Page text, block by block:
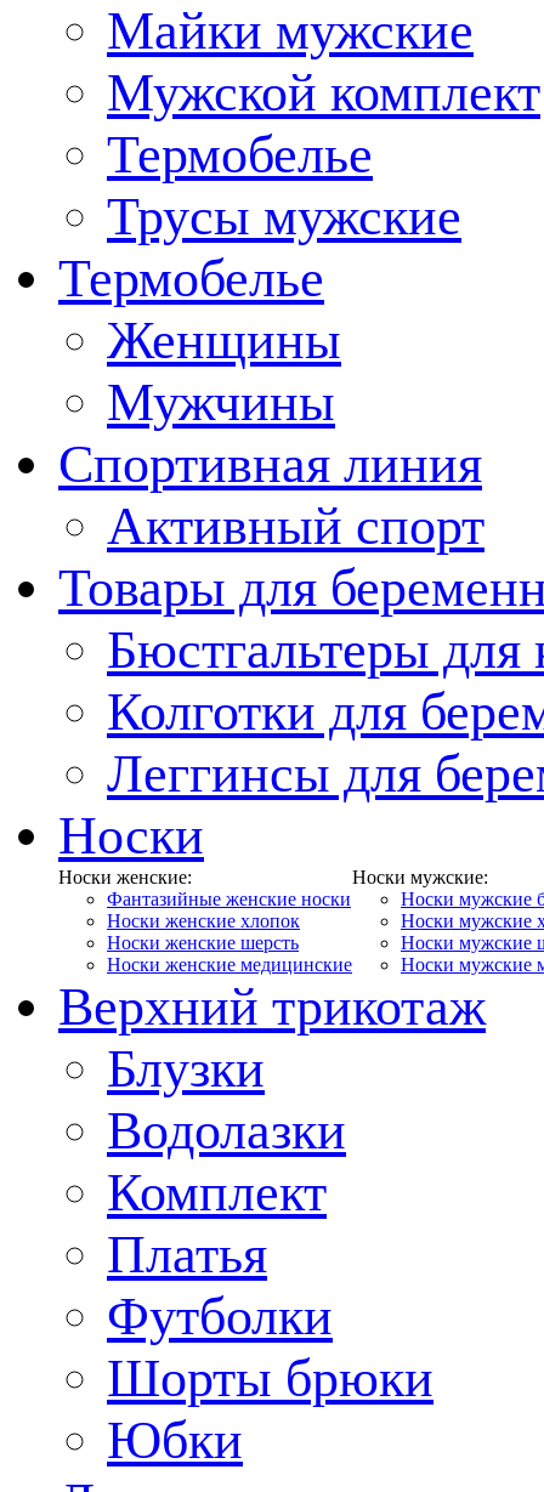
Майки мужские
Мужской комплект
Термобелье
Трусы мужские
Термобелье
Женщины
Мужчины
Спортивная линия
Активный спорт
Товары для
Бюстгальтеры
Колготки для
Леггинсы для
Носки
Носки женские:
Фантазийные женские носки
Носки женские хлопок
Носки женские шерсть
Носки женские медицинские
Носки мужские:
Носки мужские
Носки мужские
Носки мужские
Носки мужские
Верхний трикотаж
Блузки
Водолазки
Комплект
Платья
Футболки
Шорты брюки
Юбки